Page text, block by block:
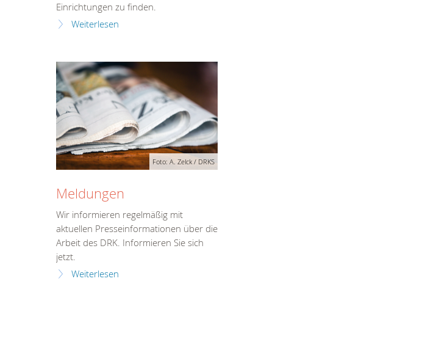
Einrichtungen zu finden.
Weiterlesen
Foto: A. Zelck / DRKS
Meldungen
Wir informieren regelmäßig mit
aktuellen Presseinformationen über die
Arbeit des DRK. Informieren Sie sich
jetzt.
Weiterlesen